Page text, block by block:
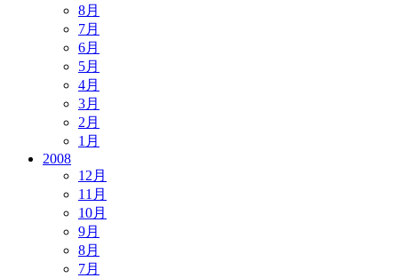
8月
7月
6月
5月
4月
3月
2月
1月
2008
12月
11月
10月
9月
8月
7月